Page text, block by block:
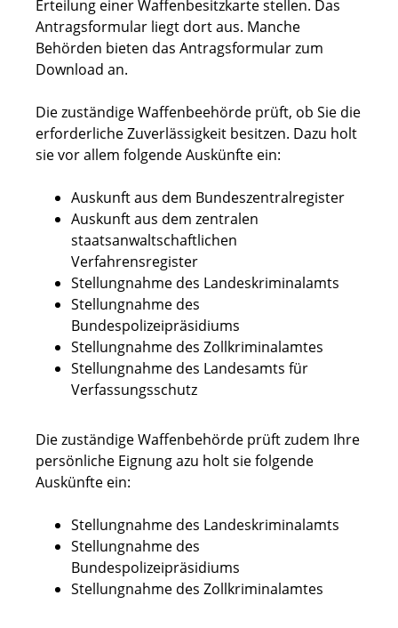
Erteilung einer Waffenbesitzkarte stellen. Das
Antragsformular liegt dort aus. Manche
Behörden bieten das Antragsformular zum
Download an.
Die zuständige Waffenbeehörde prüft, ob Sie die
erforderliche Zuverlässigkeit besitzen. Dazu holt
sie vor allem folgende Auskünfte ein:
Auskunft aus dem Bundeszentralregister
Auskunft aus dem zentralen
staatsanwaltschaftlichen
Verfahrensregister
Stellungnahme des Landeskriminalamts
Stellungnahme des
Bundespolizeipräsidiums
Stellungnahme des Zollkriminalamtes
Stellungnahme des Landesamts für
Verfassungsschutz
Die zuständige Waffenbehörde prüft zudem Ihre
persönliche Eignung azu holt sie folgende
Auskünfte ein:
Stellungnahme des Landeskriminalamts
Stellungnahme des
Bundespolizeipräsidiums
Stellungnahme des Zollkriminalamtes